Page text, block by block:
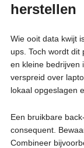
herstellen
Wie ooit data kwijt
ups. Toch wordt dit
en kleine bedrijven
verspreid over
lokaal opgeslagen
Een bruikbare
consequent.
Combineer